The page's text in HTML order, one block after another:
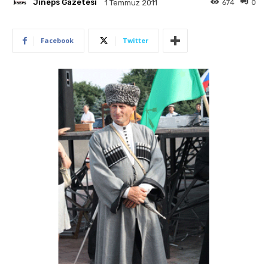
Jineps Gazetesi 1 Temmuz 2011 0
674
Facebook Twitter